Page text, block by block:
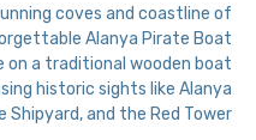
coves and coastline of
Alanya Pirate Boat
on a traditional wooden boat
historic sights like Alanya
Shipyard, and the Red Tower.